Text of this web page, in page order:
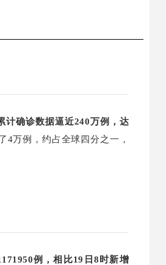
计确诊数据逼近240万例，达
4万例，约占全球四分之一，
例，相比19日8时新增